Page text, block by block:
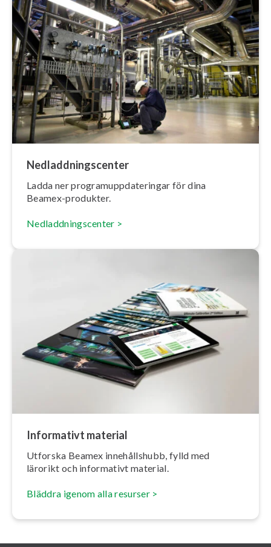
Ned­ladd­ningscen­ter
Ladda ner pro­gram­upp­da­te­ring­ar för dina
Beamex-produkter.
Ned­ladd­ningscen­ter >
Informativt material
Utforska Beamex in­ne­hålls­hubb, fylld med
lärorikt och informativt material.
Bläddra igenom alla resurser >